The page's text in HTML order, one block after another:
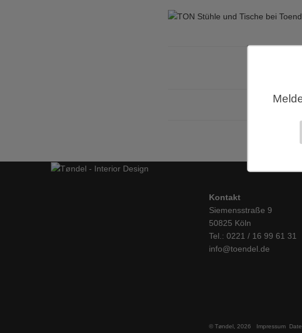
Kontakt
Siemensstraße 9
50825 Köln
Tel.: 0221 / 16 99 61 31
info@toendel.de
© Tøndel, 2026 Impressum